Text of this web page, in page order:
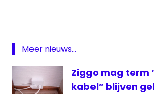
Meer nieuws...
Ziggo mag term
kabel” blijven